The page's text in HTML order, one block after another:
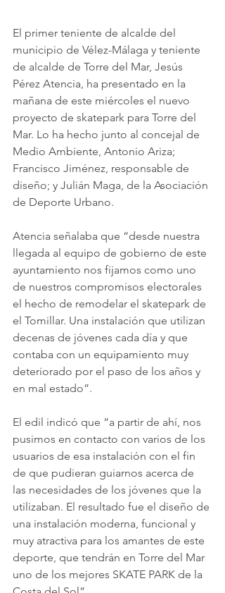
El primer teniente de alcalde del
municipio de Vélez-Málaga y teniente
de alcalde de Torre del Mar, Jesús
Pérez Atencia, ha presentado en la
mañana de este miércoles el nuevo
proyecto de skatepark para Torre del
Mar. Lo ha hecho junto al concejal de
Medio Ambiente, Antonio Ariza;
Francisco Jiménez, responsable de
diseño; y Julián Maga, de la Asociación
de Deporte Urbano.
Atencia señalaba que “desde nuestra
llegada al equipo de gobierno de este
ayuntamiento nos fijamos como uno
de nuestros compromisos electorales
el hecho de remodelar el skatepark de
el Tomillar. Una instalación que utilizan
decenas de jóvenes cada día y que
contaba con un equipamiento muy
deteriorado por el paso de los años y
en mal estado”.
El edil indicó que “a partir de ahí, nos
pusimos en contacto con varios de los
usuarios de esa instalación con el fin
de que pudieran guiarnos acerca de
las necesidades de los jóvenes que la
utilizaban. El resultado fue el diseño de
una instalación moderna, funcional y
muy atractiva para los amantes de este
deporte, que tendrán en Torre del Mar
uno de los mejores SKATE PARK de la